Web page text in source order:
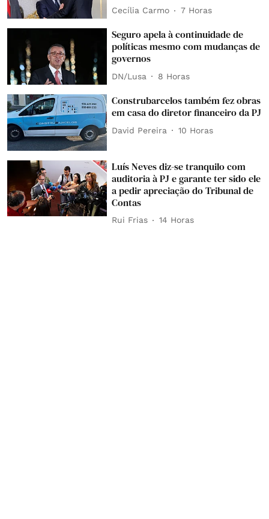
Cecília Carmo 7 Horas
Seguro apela à continuidade de
políticas mesmo com mudanças de
governos
DN/Lusa 8 Horas
Construbarcelos também fez obras
em casa do diretor financeiro da PJ
David Pereira 10 Horas
Luís Neves diz-se tranquilo com
auditoria à PJ e garante ter sido ele
a pedir apreciação do Tribunal de
Contas
Rui Frias 14 Horas